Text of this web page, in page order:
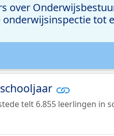
over
onderwijsinspectie tot
telt 6.855 leerlingen in